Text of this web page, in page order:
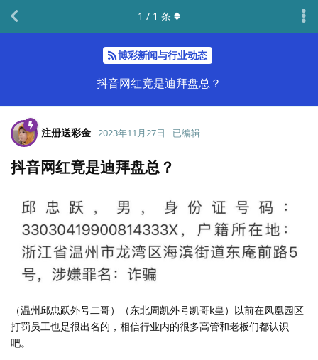
博彩新闻与行业动态
抖音网红竟是迪拜盘总？
1 / 1 条
注册送彩金 2023年11月27日 已编辑
抖音网红竟是迪拜盘总？
（温州邱忠跃外号二哥）（东北周凯外号凯哥k皇）以前在凤凰园区
打罚员工也是很出名的，相信行业内的很多高管和老板们都认识
吧。